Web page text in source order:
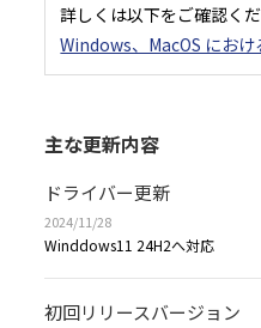
詳しくは以下をご確認くだ
Windows、MacOS にお
主な更新内容
ドライバー更新
2024/11/28
Winddows11 24H2へ対応
初回リリースバージョン